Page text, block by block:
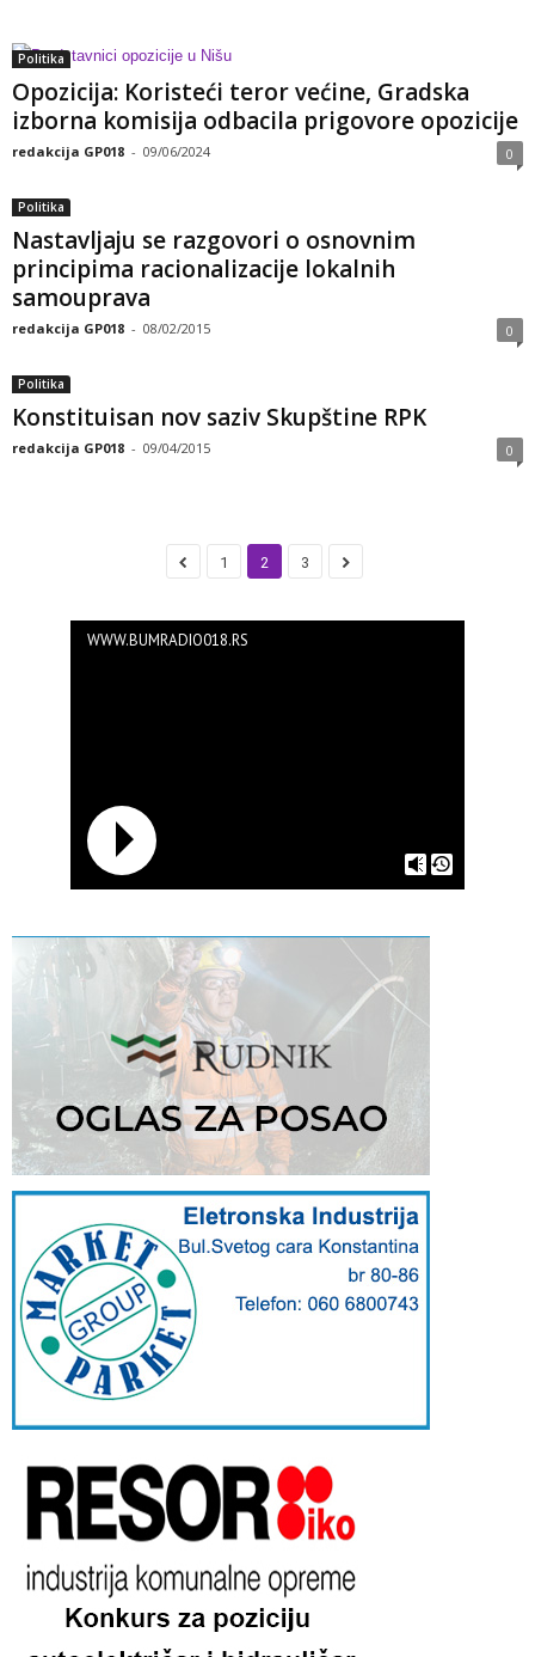
Politika
Opozicija: Koristeći teror većine, Gradska
izborna komisija odbacila prigovore opozicije
redakcija GP018 - 09/06/2024 0
Politika
Nastavljaju se razgovori o osnovnim
principima racionalizacije lokalnih
samouprava
redakcija GP018 - 08/02/2015 0
Politika
Konstituisan nov saziv Skupštine RPK
redakcija GP018 - 09/04/2015 0
1 2 3
WWW.BUMRADIO018.RS